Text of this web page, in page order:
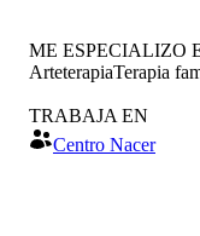
ME ESPECIALIZO
ArteterapiaTerapia
TRABAJA EN
Centro Nacer